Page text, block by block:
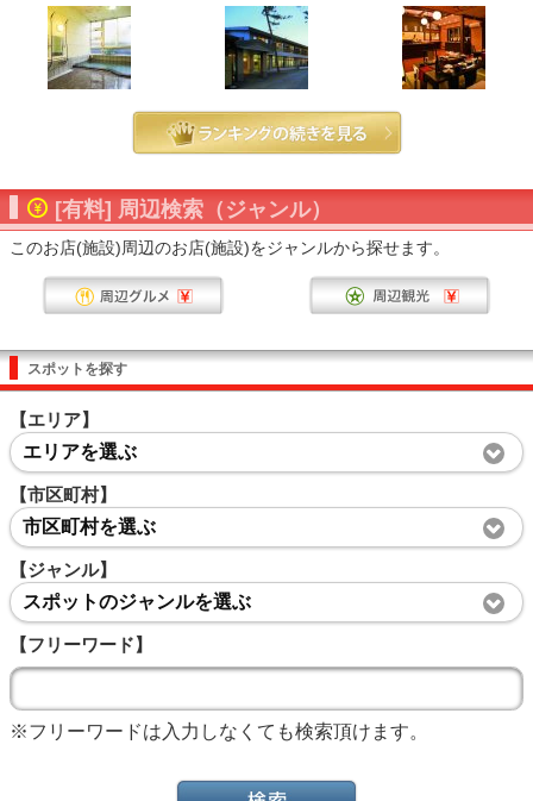
[有料] 周辺検索（ジャンル）
このお店(施設)周辺のお店(施設)をジャンルから探せます。
スポットを探す
【エリア】
エリアを選ぶ
【市区町村】
市区町村を選ぶ
【ジャンル】
スポットのジャンルを選ぶ
【フリーワード】
※フリーワードは入力しなくても検索頂けます。